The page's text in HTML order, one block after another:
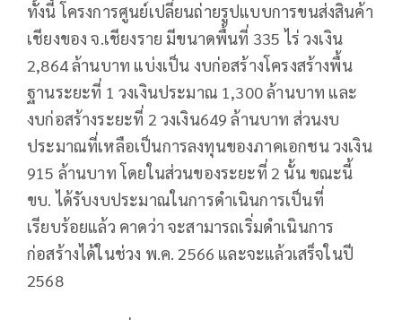
ทั้งนี้ โครงการศูนย์เปลี่ยนถ่ายรูปแบบการขนส่งสินค้า
เชียงของ จ.เชียงราย มีขนาดพื้นที่ 335 ไร่ วงเงิน
2,864 ล้านบาท แบ่งเป็น งบก่อสร้างโครงสร้างพื้น
ฐานระยะที่ 1 วงเงินประมาณ 1,300 ล้านบาท และ
งบก่อสร้างระยะที่ 2 วงเงิน649 ล้านบาท ส่วนงบ
ประมาณที่เหลือเป็นการลงทุนของภาคเอกชน วงเงิน
915 ล้านบาท โดยในส่วนของระยะที่ 2 นั้น ขณะนี้
ขบ. ได้รับงบประมาณในการดำเนินการเป็นที่
เรียบร้อยแล้ว คาดว่า จะสามารถเริ่มดำเนินการ
ก่อสร้างได้ในช่วง พ.ค. 2566 และจะแล้วเสร็จในปี
2568